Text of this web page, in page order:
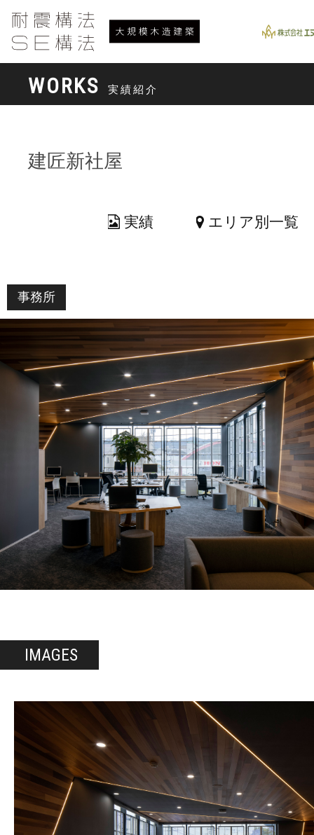
WORKS 実績紹介
建匠新社屋
実績 エリア別一覧
事務所
IMAGES